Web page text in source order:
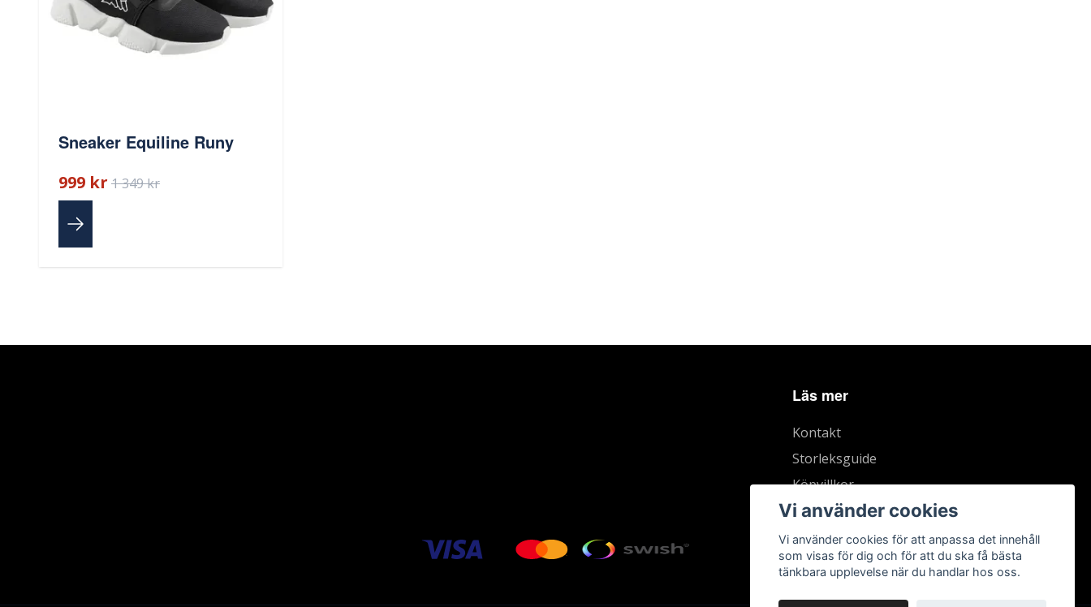
Sneaker Equiline Runy
999 kr 1 349 kr
Läs mer
Kontakt
Storleksguide
Köpvillkor
Vi använder cookies
Vi använder cookies för att anpassa det innehåll
som visas för dig och för att du ska få bästa
tänkbara upplevelse när du handlar hos oss.